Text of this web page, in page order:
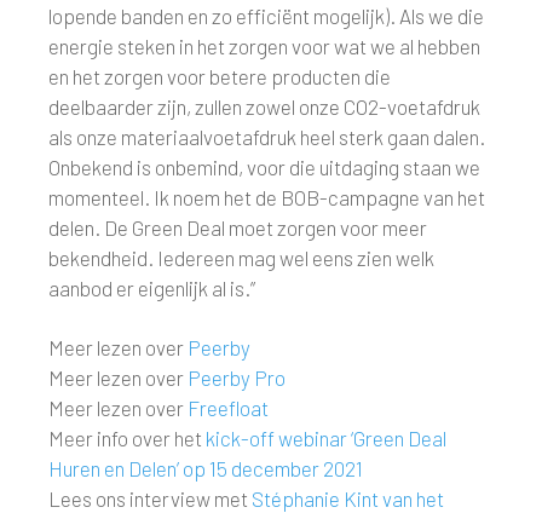
lopende banden en zo efficiënt mogelijk). Als we die
energie steken in het zorgen voor wat we al hebben
en het zorgen voor betere producten die
deelbaarder zijn, zullen zowel onze CO2-voetafdruk
als onze materiaalvoetafdruk heel sterk gaan dalen.
Onbekend is onbemind, voor die uitdaging staan we
momenteel. Ik noem het de BOB-campagne van het
delen. De Green Deal moet zorgen voor meer
bekendheid. Iedereen mag wel eens zien welk
aanbod er eigenlijk al is.”
Meer lezen over Peerby
Meer lezen over Peerby Pro
Meer lezen over Freefloat
Meer info over het kick-off webinar ‘Green Deal
Huren en Delen’ op 15 december 2021
Lees ons interview met Stéphanie Kint van het